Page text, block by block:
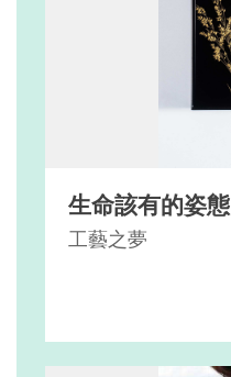
生命該有的姿態
工藝之夢